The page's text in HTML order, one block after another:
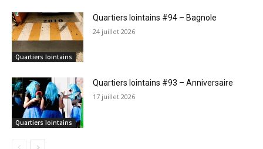
Quartiers lointains
Quartiers lointains #94 – Bagnole
24 juillet 2026
Quartiers lointains
Quartiers lointains #93 – Anniversaire
17 juillet 2026